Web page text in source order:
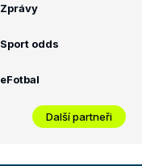
Zprávy
Sport odds
eFotbal
Další partneři